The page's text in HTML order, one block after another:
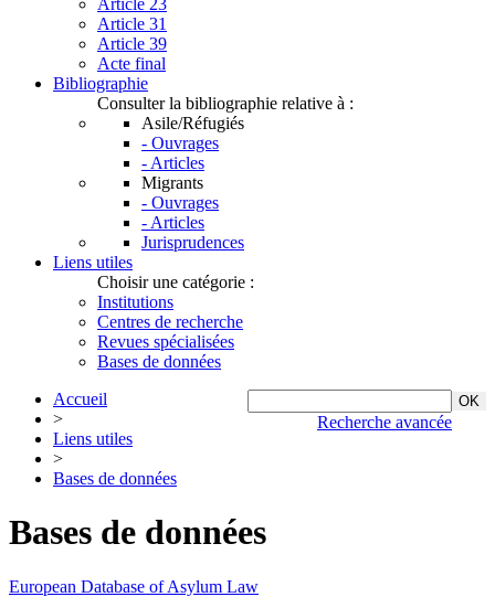
Article 23
Article 31
Article 39
Acte final
Bibliographie
Consulter la bibliographie relative à :
Asile/Réfugiés
- Ouvrages
- Articles
Migrants
- Ouvrages
- Articles
Jurisprudences
Liens utiles
Choisir une catégorie :
Institutions
Centres de recherche
Revues spécialisées
Bases de données
Recherche avancée
Accueil
>
Liens utiles
>
Bases de données
Bases de données
European Database of Asylum Law